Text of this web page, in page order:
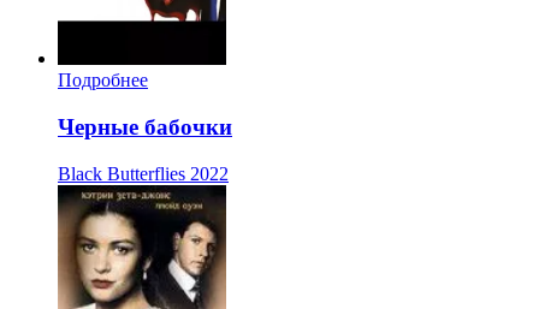
Подробнее
Черные бабочки
Black Butterflies 2022